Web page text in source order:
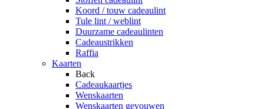
Koord / touw cadeaulint
Tule lint / weblint
Duurzame cadeaulinten
Cadeaustrikken
Raffia
Kaarten
Back
Cadeaukaartjes
Wenskaarten
Wenskaarten gevouwen